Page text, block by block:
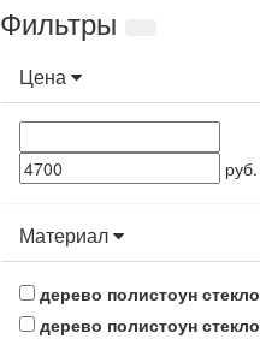
Фильтры
Цена
руб.
Материал
дерево полистоун стекло
дерево полистоун стекло